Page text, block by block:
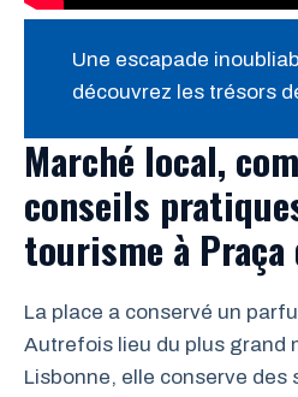
Une escapade
découvrez les trésors
Marché local,
conseils
tourisme à Praça
La place a conservé un
Autrefois lieu du plus grand
Lisbonne, elle conserve des